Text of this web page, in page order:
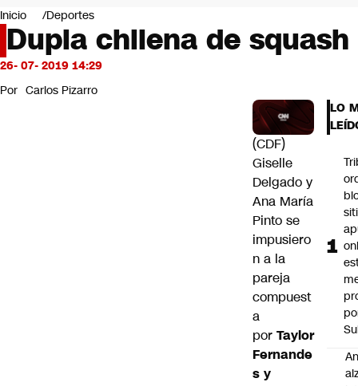
Mundo
Negocios
Deportes
Programas completos
Servicios
Inicio Deportes
Dupla chilena de
26- 07- 2019 14:29
Por Carlos Pizarro
(CDF)
Giselle
Delgado y
Ana María
Pinto se
impusiero
n a la
pareja
compuest
a
por Taylor
Fernande
s y
LO